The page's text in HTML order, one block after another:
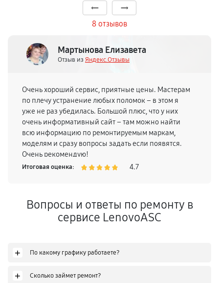
8 отзывов
Мартынова Елизавета
Отзыв из Яндекс.Отзывы
Очень хороший сервис, приятные цены. Мастерам
по плечу устранение любых поломок – в этом я
уже не раз убедилась. Большой плюс, что у них
очень информативный сайт – там можно найти
всю информацию по ремонтируемым маркам,
моделям и сразу вопросы задать если появятся.
Очень рекомендую!
Итоговая оценка: 4.7
Вопросы и ответы по ремонту в
сервисе LenovoASC
+ По какому графику работаете?
+ Сколько займет ремонт?